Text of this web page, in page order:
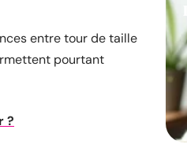
entre tour de taille
pourtant
?